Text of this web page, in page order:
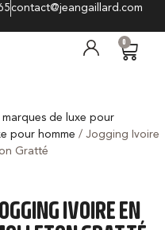
contact@jeangaillard.com
0
de luxe pour
pour homme / Jogging Ivoire
Gratté
IVOIRE EN